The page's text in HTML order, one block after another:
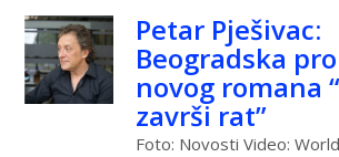
Petar Pješivac:
Beogradska
novog romana
završi rat”
Foto: Novosti Video: